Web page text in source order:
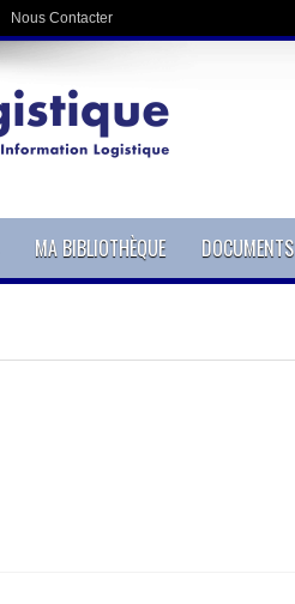
Nous Contacter
MA BIBLIOTHÈQUE DOCUMENTS